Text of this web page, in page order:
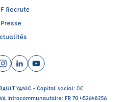
Recrute
Presse
(nouvelle fenêtre)
(nouvelle fenêtre)
LinkedIn (nouvelle fenêtre)
YouTube (nouvelle
YANIC - Capital social: 0€
intracommunautaire: FR 70 452648256